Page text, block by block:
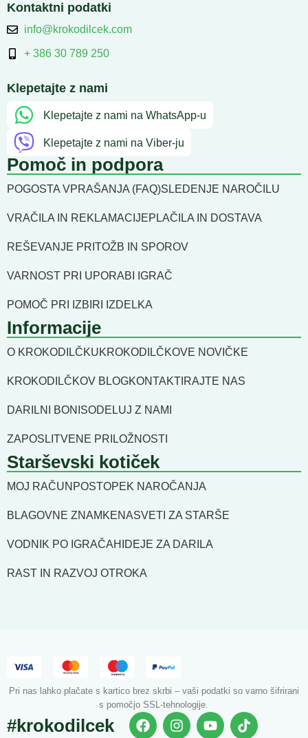
Kontaktni podatki
info@krokodilcek.com
+ 386 30 789 250
Klepetajte z nami
Klepetajte z nami na WhatsApp-u
Klepetajte z nami na Viber-ju
Pomoč in podpora
POGOSTA VPRAŠANJA (FAQ)SLEDENJE NAROČILU
VRAČILA IN REKLAMACIJEPLAČILA IN DOSTAVA
REŠEVANJE PRITOŽB IN SPOROV
VARNOST PRI UPORABI IGRAČ
POMOČ PRI IZBIRI IZDELKA
Informacije
O KROKODILČKUKROKODILČKOVE NOVIČKE
KROKODILČKOV BLOGKONTAKTIRAJTE NAS
DARILNI BONI SODELUJ Z NAMI
ZAPOSLITVENE PRILOŽNOSTI
Starševski kotiček
MOJ RAČUN POSTOPEK NAROČANJA
BLAGOVNE ZNAMKENASVETI ZA STARŠE
VODNIK PO IGRAČAH IDEJE ZA DARILA
RAST IN RAZVOJ OTROKA
Pri nas lahko plačate s kartico brez skrbi – vaši podatki so varno šifrirani
s pomočjo SSL-tehnologije.
#krokodilcek